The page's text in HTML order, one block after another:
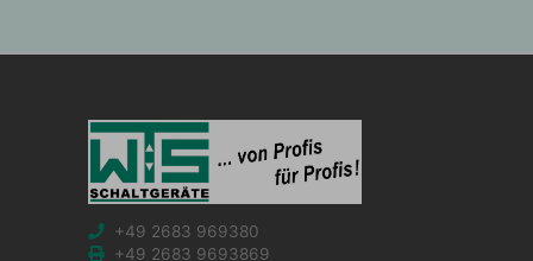
+49 2683 969380
+49 2683 9693869